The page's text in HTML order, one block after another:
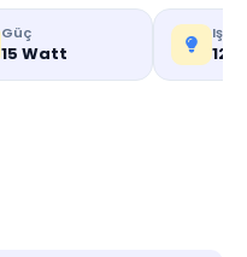
Güç
15 Watt
Işık
120